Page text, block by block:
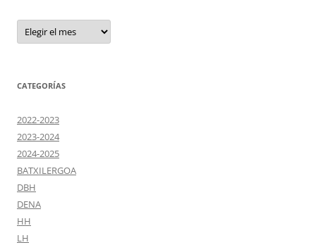
Archivos
CATEGORÍAS
2022-2023
2023-2024
2024-2025
BATXILERGOA
DBH
DENA
HH
LH